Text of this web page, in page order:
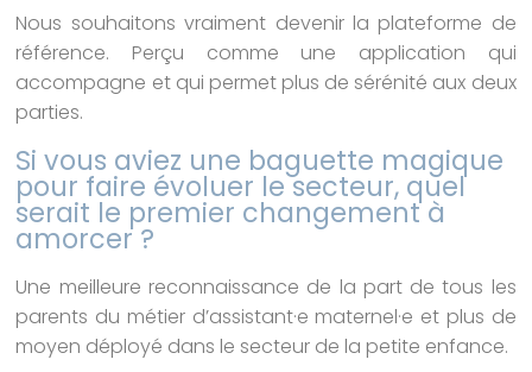
Nous souhaitons vraiment devenir la plateforme de
référence. Perçu comme une application qui
accompagne et qui permet plus de sérénité aux deux
parties.
Si vous aviez une baguette magique
pour faire évoluer le secteur, quel
serait le premier changement à
amorcer ?
Une meilleure reconnaissance de la part de tous les
parents du métier d’assistant·e maternel·e et plus de
moyen déployé dans le secteur de la petite enfance.